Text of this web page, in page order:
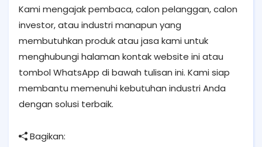
Kami mengajak pembaca, calon pelanggan, calon
investor, atau industri manapun yang
membutuhkan produk atau jasa kami untuk
menghubungi halaman kontak website ini atau
tombol WhatsApp di bawah tulisan ini. Kami siap
membantu memenuhi kebutuhan industri Anda
dengan solusi terbaik.
Bagikan: